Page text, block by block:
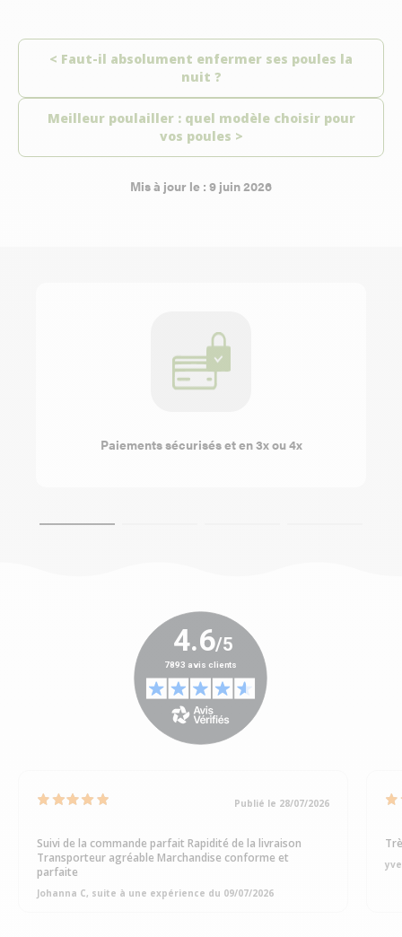
< Faut-il absolument enfermer ses poules la
nuit ?
Meilleur poulailler : quel modèle choisir pour
vos poules >
Mis à jour le : 9 juin 2026
Paiements sécurisés et en 3x ou 4x
Publié le 28/07/2026
Suivi de la commande parfait Rapidité de la livraison
Transporteur agréable Marchandise conforme et
parfaite
Johanna C, suite à une expérience du 09/07/2026